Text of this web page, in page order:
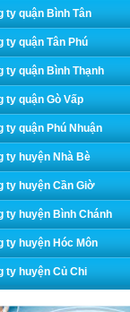
ty quận Bình Tân
ty quận Tân Phú
ty quận Bình Thạnh
ty quận Gò Vấp
ty quận Phú Nhuận
ty huyện Nhà Bè
ty huyện Cần Giờ
ty huyện Bình Chánh
ty huyện Hóc Môn
ty huyện Củ Chi